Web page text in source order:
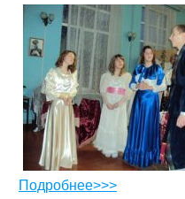
Подробнее>>>